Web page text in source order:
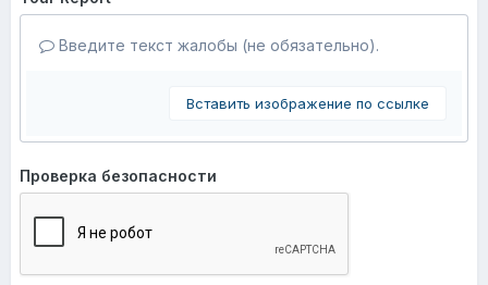
Введите текст жалобы (не обязательно).
Вставить изображение по ссылке
Проверка безопасности